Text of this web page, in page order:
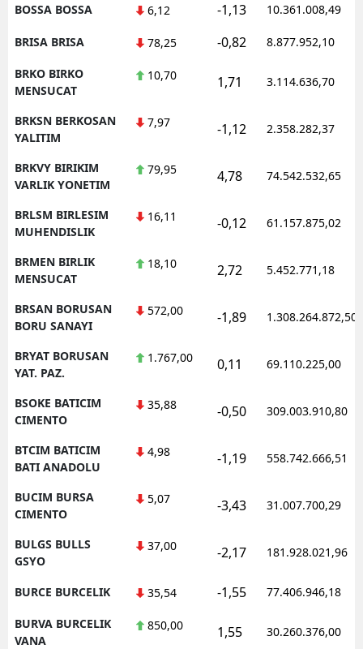
BOSSA BOSSA 6,12 -1,13 10.361.008,49
BRISA BRISA 78,25 -0,82 8.877.952,10
BRKO BIRKO
MENSUCAT
10,70 1,71 3.114.636,70
BRKSN BERKOSAN
YALITIM
7,97 -1,12 2.358.282,37
BRKVY BIRIKIM
VARLIK YONETIM
79,95 4,78 74.542.532,65
BRLSM BIRLESIM
MUHENDISLIK
16,11 -0,12 61.157.875,02
BRMEN BIRLIK
MENSUCAT
18,10 2,72 5.452.771,18
BRSAN BORUSAN
BORU SANAYI
572,00 -1,89 1.308.264.872,50
BRYAT BORUSAN
YAT. PAZ.
1.767,00 0,11 69.110.225,00
BSOKE BATICIM
CIMENTO
35,88 -0,50 309.003.910,80
BTCIM BATICIM
BATI ANADOLU
4,98 -1,19 558.742.666,51
BUCIM BURSA
CIMENTO
5,07 -3,43 31.007.700,29
BULGS BULLS
GSYO
37,00 -2,17 181.928.021,96
BURCE BURCELIK 35,54 -1,55 77.406.946,18
BURVA BURCELIK
VANA
850,00 1,55 30.260.376,00